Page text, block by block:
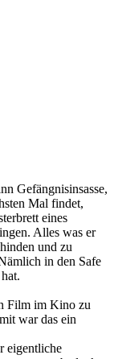
Gefängnisinsasse,
Mal findet,
eines
Alles was er
und zu
in den Safe
Film im Kino zu
war das ein
eigentliche